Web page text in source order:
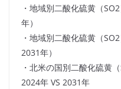
・地域別二酸化硫黄（
年）
・地域別二酸化硫黄（
2031年）
・北米の国別二酸化硫黄
2024年 VS 2031年